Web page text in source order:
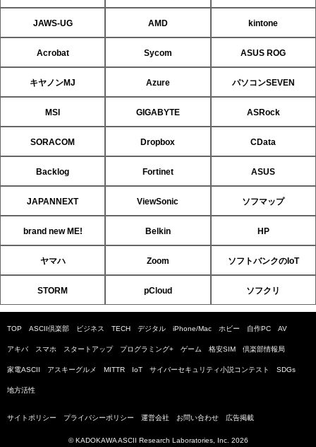
JAWS-UG AMD kintone
Acrobat Sycom ASUS ROG
キヤノンMJ Azure パソコンSEVEN
MSI GIGABYTE ASRock
SORACOM Dropbox CData
Backlog Fortinet ASUS
JAPANNEXT ViewSonic ソフマップ
brand new ME! Belkin HP
ヤマハ Zoom ソフトバンクのIoT
STORM pCloud ソフクリ
TOP ASCII倶楽部 ビジネス TECH デジタル iPhone/Mac ホビー 自作PC AV
アキバ スマホ スタートアップ プログラミング+ ゲーム 格安SIM 倶楽部情報局
家電ASCII アスキーグルメ MITTR IoT サイバーセキュリティ小説コンテスト SDGs
地方活性
サイトポリシー プライバシーポリシー 運営会社 お問い合わせ 広告掲載
© KADOKAWA ASCII Research Laboratories, Inc. 2026